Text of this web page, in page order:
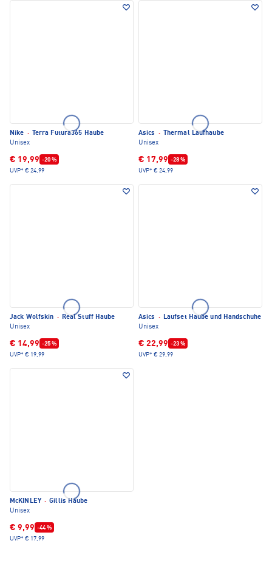
Nike ·
Terra Futura365 Haube
Unisex
€ 19,99 -20 %
UVP* € 24,99
Asics ·
Thermal Laufhaube
Unisex
€ 17,99 -28 %
UVP* € 24,99
Jack Wolfskin · Real Stuff Haube
Unisex
€ 14,99 -25 %
UVP* € 19,99
Asics · Laufset Haube und Handschuhe
Unisex
€ 22,99 -23 %
UVP* € 29,99
McKINLEY · Gillis Haube
Unisex
€ 9,99 -44 %
UVP* € 17,99